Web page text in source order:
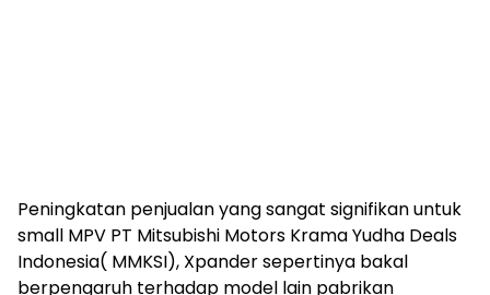
Peningkatan penjualan yang sangat signifikan untuk
small MPV PT Mitsubishi Motors Krama Yudha Deals
Indonesia( MMKSI), Xpander sepertinya bakal
berpengaruh terhadap model lain pabrikan